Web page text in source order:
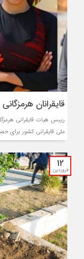
قایقرانان
رییس هیات قایقرانی
ملی قایقرانی کشور برای
12
فروردین